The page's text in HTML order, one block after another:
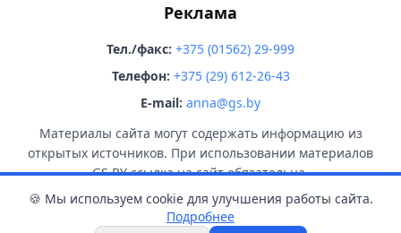
Реклама
Тел./факс: +375 (01562) 29-999
Телефон: +375 (29) 612-26-43
E-mail: anna@gs.by
Материалы сайта могут содержать информацию из
открытых источников. При использовании материалов
GS.BY ссылка на сайт обязательна.
🍪 Мы используем cookie для улучшения работы сайта.
Подробнее